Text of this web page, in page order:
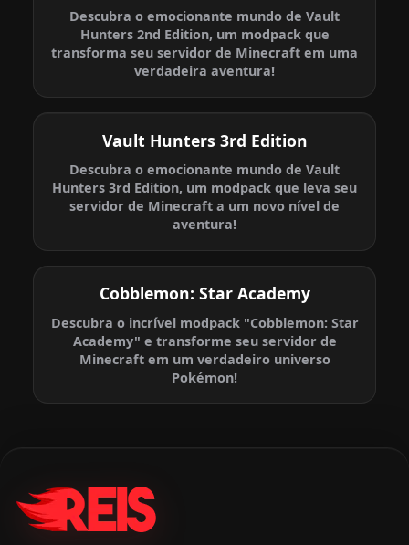
Descubra o emocionante mundo de Vault
Hunters 2nd Edition, um modpack que
transforma seu servidor de Minecraft em uma
verdadeira aventura!
Vault Hunters 3rd Edition
Descubra o emocionante mundo de Vault
Hunters 3rd Edition, um modpack que leva seu
servidor de Minecraft a um novo nível de
aventura!
Cobblemon: Star Academy
Descubra o incrível modpack "Cobblemon: Star
Academy" e transforme seu servidor de
Minecraft em um verdadeiro universo
Pokémon!